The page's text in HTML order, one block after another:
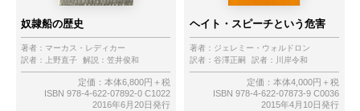
奴隷船の歴史
著者： マーカス・レディカー
訳者：
上野直子 解説： 笠井俊和
定価：本体6,800円＋税
ISBN 978-4-622-07892-0 C1022
2016年6月20日発行
ヘイト・スピーチという危害
著者： ジェレミー・ウォルドロン
訳者： 谷澤正嗣 訳者： 川岸令和
定価：本体4,000円＋税
ISBN 978-4-622-07873-9 C0036
2015年4月10日発行